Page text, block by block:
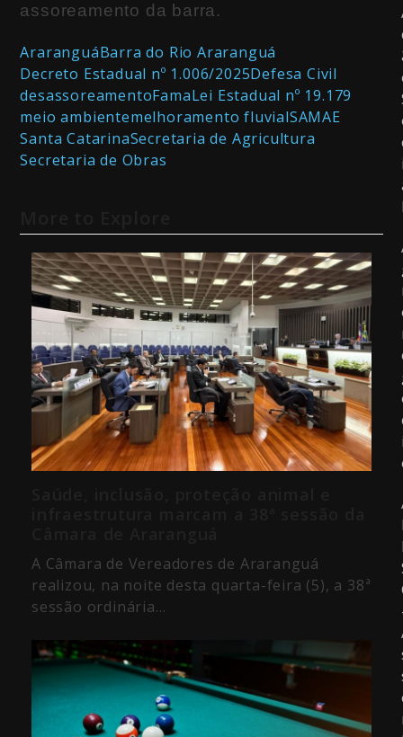
assoreamento da barra.
AraranguáBarra do Rio Araranguá
Decreto Estadual nº 1.006/2025Defesa Civil
desassoreamentoFamaLei Estadual nº 19.179
meio ambientemelhoramento fluvialSAMAE
Santa CatarinaSecretaria de Agricultura
Secretaria de Obras
A Câmara de Vereadores de Araranguá
realizou, na noite desta quarta-feira (5), a 38ª
sessão ordinária…